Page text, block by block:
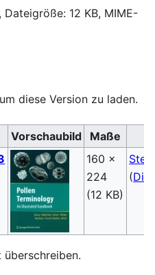
12 KB, MIME-
diese Version zu laden.
Vorschaubild
Maße
160 ×
224
(12 KB)
(